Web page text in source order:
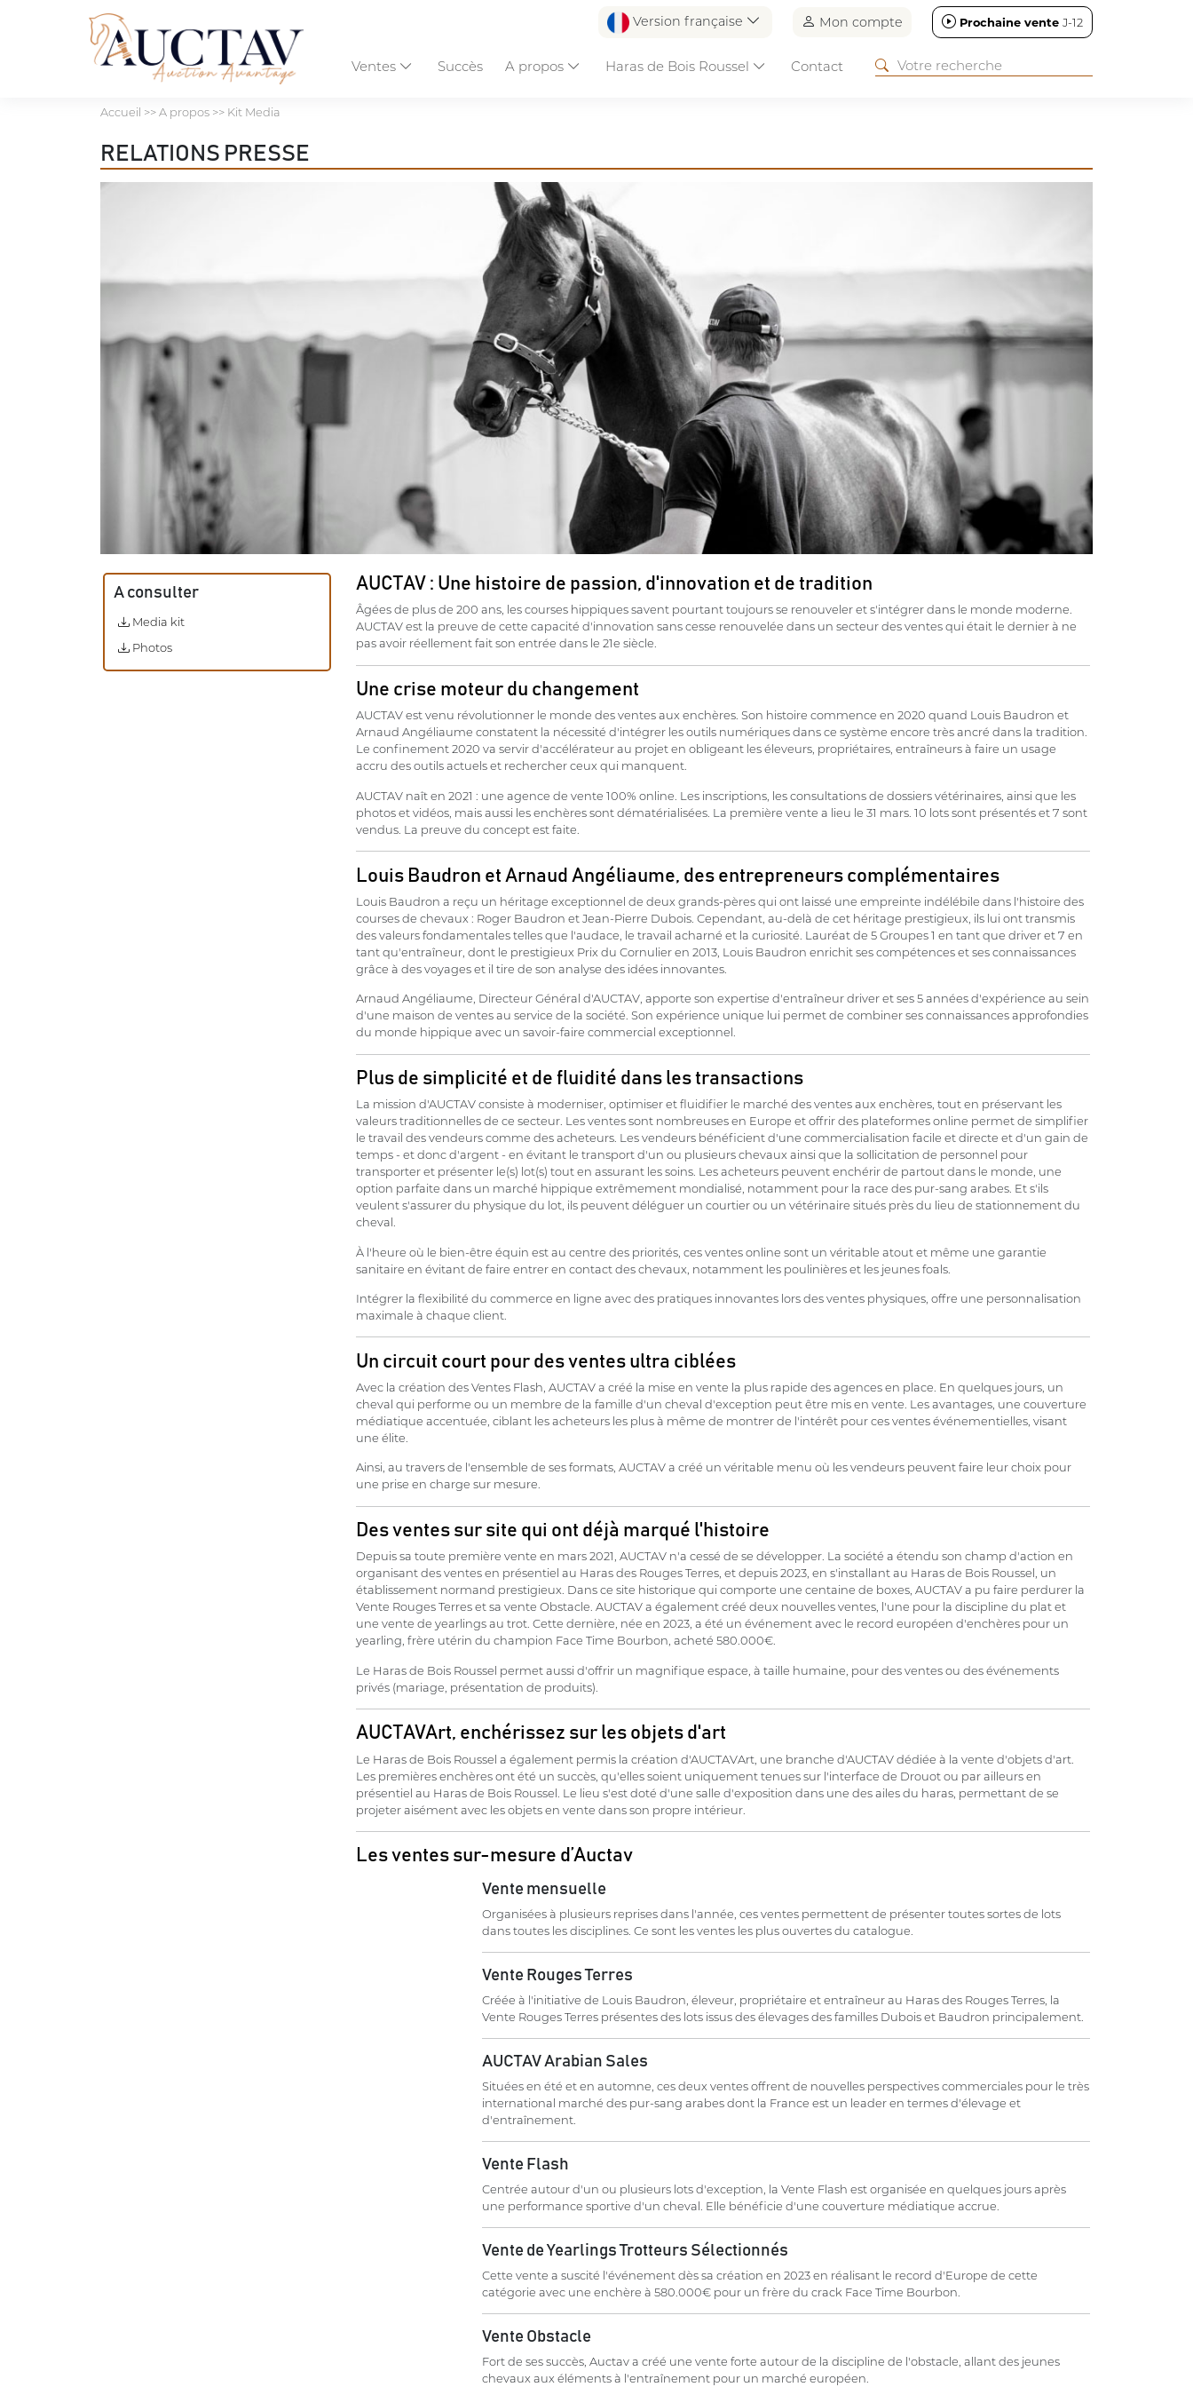
Version française Mon compte Prochaine vente J-12
Ventes Succès A propos Haras de Bois Roussel Contact
Accueil >> A propos >> Kit Media
RELATIONS PRESSE
A consulter
Media kit
Photos
AUCTAV : Une histoire de passion, d'innovation et de tradition
Âgées de plus de 200 ans, les courses hippiques savent pourtant toujours se renouveler et s'intégrer dans le monde moderne.
AUCTAV est la preuve de cette capacité d'innovation sans cesse renouvelée dans un secteur des ventes qui était le dernier à ne
pas avoir réellement fait son entrée dans le 21e siècle.
Une crise moteur du changement
AUCTAV est venu révolutionner le monde des ventes aux enchères. Son histoire commence en 2020 quand Louis Baudron et
Arnaud Angéliaume constatent la nécessité d'intégrer les outils numériques dans ce système encore très ancré dans la tradition.
Le confinement 2020 va servir d'accélérateur au projet en obligeant les éleveurs, propriétaires, entraîneurs à faire un usage
accru des outils actuels et rechercher ceux qui manquent.
AUCTAV naît en 2021 : une agence de vente 100% online. Les inscriptions, les consultations de dossiers vétérinaires, ainsi que les
photos et vidéos, mais aussi les enchères sont dématérialisées. La première vente a lieu le 31 mars. 10 lots sont présentés et 7 sont
vendus. La preuve du concept est faite.
Louis Baudron et Arnaud Angéliaume, des entrepreneurs complémentaires
Louis Baudron a reçu un héritage exceptionnel de deux grands-pères qui ont laissé une empreinte indélébile dans l'histoire des
courses de chevaux : Roger Baudron et Jean-Pierre Dubois. Cependant, au-delà de cet héritage prestigieux, ils lui ont transmis
des valeurs fondamentales telles que l'audace, le travail acharné et la curiosité. Lauréat de 5 Groupes 1 en tant que driver et 7 en
tant qu'entraîneur, dont le prestigieux Prix du Cornulier en 2013, Louis Baudron enrichit ses compétences et ses connaissances
grâce à des voyages et il tire de son analyse des idées innovantes.
Arnaud Angéliaume, Directeur Général d'AUCTAV, apporte son expertise d'entraîneur driver et ses 5 années d'expérience au sein
d'une maison de ventes au service de la société. Son expérience unique lui permet de combiner ses connaissances approfondies
du monde hippique avec un savoir-faire commercial exceptionnel.
Plus de simplicité et de fluidité dans les transactions
La mission d'AUCTAV consiste à moderniser, optimiser et fluidifier le marché des ventes aux enchères, tout en préservant les
valeurs traditionnelles de ce secteur. Les ventes sont nombreuses en Europe et offrir des plateformes online permet de simplifier
le travail des vendeurs comme des acheteurs. Les vendeurs bénéficient d'une commercialisation facile et directe et d'un gain de
temps - et donc d'argent - en évitant le transport d'un ou plusieurs chevaux ainsi que la sollicitation de personnel pour
transporter et présenter le(s) lot(s) tout en assurant les soins. Les acheteurs peuvent enchérir de partout dans le monde, une
option parfaite dans un marché hippique extrêmement mondialisé, notamment pour la race des pur-sang arabes. Et s'ils
veulent s'assurer du physique du lot, ils peuvent déléguer un courtier ou un vétérinaire situés près du lieu de stationnement du
cheval.
À l'heure où le bien-être équin est au centre des priorités, ces ventes online sont un véritable atout et même une garantie
sanitaire en évitant de faire entrer en contact des chevaux, notamment les poulinières et les jeunes foals.
Intégrer la flexibilité du commerce en ligne avec des pratiques innovantes lors des ventes physiques, offre une personnalisation
maximale à chaque client.
Un circuit court pour des ventes ultra ciblées
Avec la création des Ventes Flash, AUCTAV a créé la mise en vente la plus rapide des agences en place. En quelques jours, un
cheval qui performe ou un membre de la famille d'un cheval d'exception peut être mis en vente. Les avantages, une couverture
médiatique accentuée, ciblant les acheteurs les plus à même de montrer de l'intérêt pour ces ventes événementielles, visant
une élite.
Ainsi, au travers de l'ensemble de ses formats, AUCTAV a créé un véritable menu où les vendeurs peuvent faire leur choix pour
une prise en charge sur mesure.
Des ventes sur site qui ont déjà marqué l'histoire
Depuis sa toute première vente en mars 2021, AUCTAV n'a cessé de se développer. La société a étendu son champ d'action en
organisant des ventes en présentiel au Haras des Rouges Terres, et depuis 2023, en s'installant au Haras de Bois Roussel, un
établissement normand prestigieux. Dans ce site historique qui comporte une centaine de boxes, AUCTAV a pu faire perdurer la
Vente Rouges Terres et sa vente Obstacle. AUCTAV a également créé deux nouvelles ventes, l'une pour la discipline du plat et
une vente de yearlings au trot. Cette dernière, née en 2023, a été un événement avec le record européen d'enchères pour un
yearling, frère utérin du champion Face Time Bourbon, acheté 580.000€.
Le Haras de Bois Roussel permet aussi d'offrir un magnifique espace, à taille humaine, pour des ventes ou des événements
privés (mariage, présentation de produits).
AUCTAVArt, enchérissez sur les objets d'art
Le Haras de Bois Roussel a également permis la création d'AUCTAVArt, une branche d'AUCTAV dédiée à la vente d'objets d'art.
Les premières enchères ont été un succès, qu'elles soient uniquement tenues sur l'interface de Drouot ou par ailleurs en
présentiel au Haras de Bois Roussel. Le lieu s'est doté d'une salle d'exposition dans une des ailes du haras, permettant de se
projeter aisément avec les objets en vente dans son propre intérieur.
Les ventes sur-mesure d’Auctav
Vente mensuelle
Organisées à plusieurs reprises dans l'année, ces ventes permettent de présenter toutes sortes de lots
dans toutes les disciplines. Ce sont les ventes les plus ouvertes du catalogue.
Vente Rouges Terres
Créée à l'initiative de Louis Baudron, éleveur, propriétaire et entraîneur au Haras des Rouges Terres, la
Vente Rouges Terres présentes des lots issus des élevages des familles Dubois et Baudron principalement.
AUCTAV Arabian Sales
Situées en été et en automne, ces deux ventes offrent de nouvelles perspectives commerciales pour le très
international marché des pur-sang arabes dont la France est un leader en termes d'élevage et
d'entraînement.
Vente Flash
Centrée autour d'un ou plusieurs lots d'exception, la Vente Flash est organisée en quelques jours après
une performance sportive d'un cheval. Elle bénéficie d'une couverture médiatique accrue.
Vente de Yearlings Trotteurs Sélectionnés
Cette vente a suscité l'événement dès sa création en 2023 en réalisant le record d'Europe de cette
catégorie avec une enchère à 580.000€ pour un frère du crack Face Time Bourbon.
Vente Obstacle
Fort de ses succès, Auctav a créé une vente forte autour de la discipline de l'obstacle, allant des jeunes
chevaux aux éléments à l'entraînement pour un marché européen.